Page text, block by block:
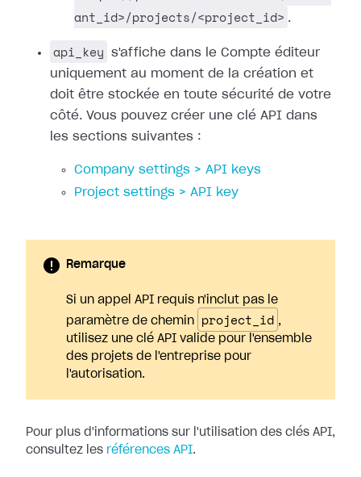
ant_id>/projects/<project_id> .
api_key
s'affiche dans le Compte éditeur
uniquement au moment de la création et
doit être stockée en toute sécurité de votre
côté. Vous pouvez créer une clé API dans
les sections suivantes :
Company settings > API keys
Project settings > API key
Remarque
Si un appel API requis n'inclut pas le
paramètre de chemin
project_id ,
utilisez une clé API valide pour l'ensemble
des projets de l'entreprise pour
l'autorisation.
Pour plus d'informations sur l'utilisation des clés API,
consultez les références API.